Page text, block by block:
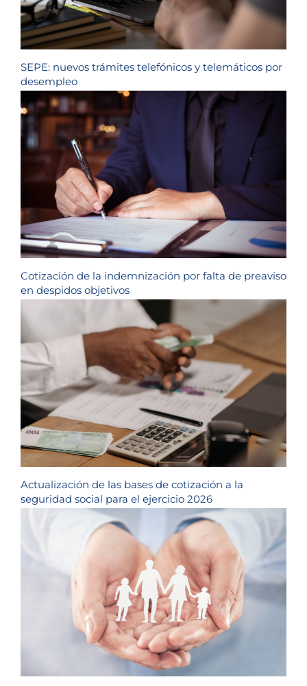
SEPE: nuevos trámites telefónicos y telemáticos por
desempleo
Cotización de la indemnización por falta de preaviso
en despidos objetivos
Actualización de las bases de cotización a la
seguridad social para el ejercicio 2026